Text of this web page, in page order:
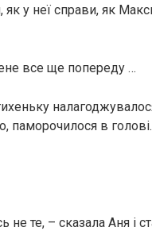
як у неї справи, як
все ще попереду …
паморочилося в
те, – сказала Аня і